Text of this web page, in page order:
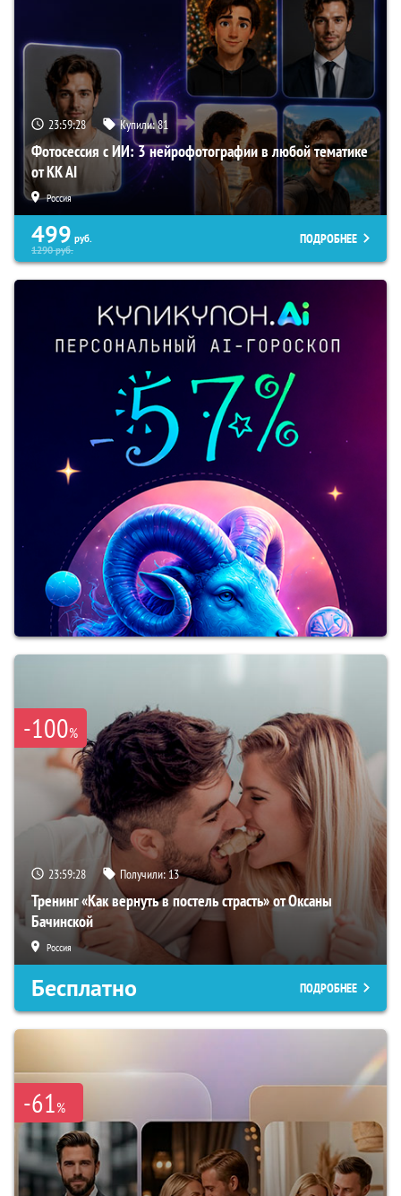
23:59:27 Купили:81
Фотосессия с ИИ: 3 нейрофотографии в любой тематике
от KK AI
Россия
499 руб.
1290руб.
ПОДРОБНЕЕ
-100%
23:59:27 Получили:13
Тренинг «Как вернуть в постель страсть» от Оксаны
Бачинской
Россия
Бесплатно ПОДРОБНЕЕ
-61%